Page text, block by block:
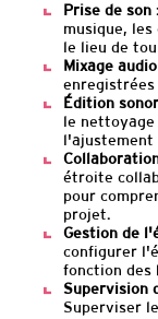
Prise de son
musique,
le lieu de
Mixage audio
enregistrées
Édition
le
l'ajustement
étroite
pour
projet.
Gestion de
configurer
fonction des
Supervision
Superviser